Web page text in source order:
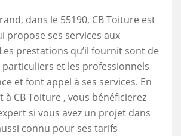
dans le 55190, CB Toiture est
propose ses services aux
prestations qu’il fournit sont de
et les professionnels
et font appel à ses services. En
à CB Toiture , vous bénéficierez
si vous avez un projet dans
connu pour ses tarifs